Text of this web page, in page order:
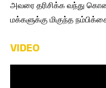
அவரை தரிசிக்க வந்து
மக்களுக்கு மிகுந்த
VIDEO